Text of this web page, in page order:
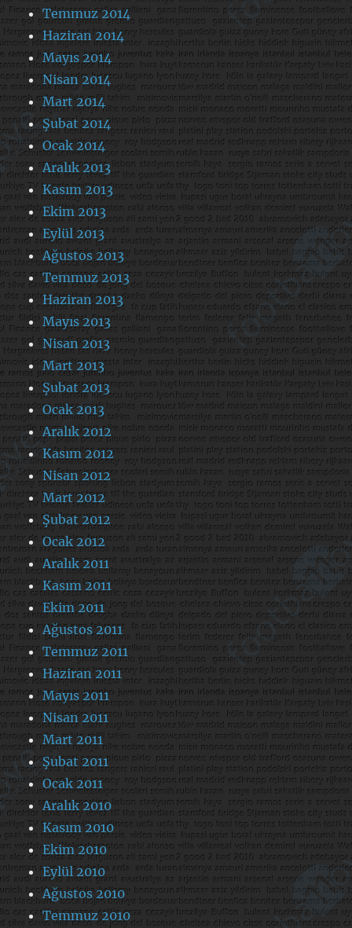
Temmuz 2014
Haziran 2014
Mayıs 2014
Nisan 2014
Mart 2014
Şubat 2014
Ocak 2014
Aralık 2013
Kasım 2013
Ekim 2013
Eylül 2013
Ağustos 2013
Temmuz 2013
Haziran 2013
Mayıs 2013
Nisan 2013
Mart 2013
Şubat 2013
Ocak 2013
Aralık 2012
Kasım 2012
Nisan 2012
Mart 2012
Şubat 2012
Ocak 2012
Aralık 2011
Kasım 2011
Ekim 2011
Ağustos 2011
Temmuz 2011
Haziran 2011
Mayıs 2011
Nisan 2011
Mart 2011
Şubat 2011
Ocak 2011
Aralık 2010
Kasım 2010
Ekim 2010
Eylül 2010
Ağustos 2010
Temmuz 2010